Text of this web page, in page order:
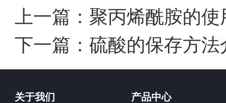
上一篇： 聚丙烯酰胺的使
下一篇：硫酸的保存方法
关于我们 产品中心